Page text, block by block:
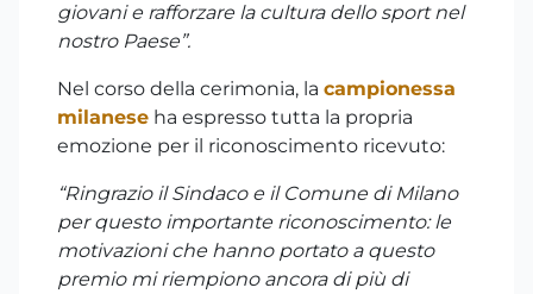
giovani e rafforzare la cultura dello sport nel
nostro Paese”.
Nel corso della cerimonia, la campionessa
milanese ha espresso tutta la propria
emozione per il riconoscimento ricevuto:
“Ringrazio il Sindaco e il Comune di Milano
per questo importante riconoscimento: le
motivazioni che hanno portato a questo
premio mi riempiono ancora di più di